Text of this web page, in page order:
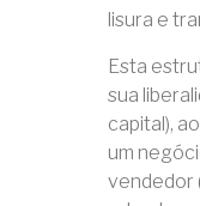
lisura e
Esta
sua
capital),
um
vendedor